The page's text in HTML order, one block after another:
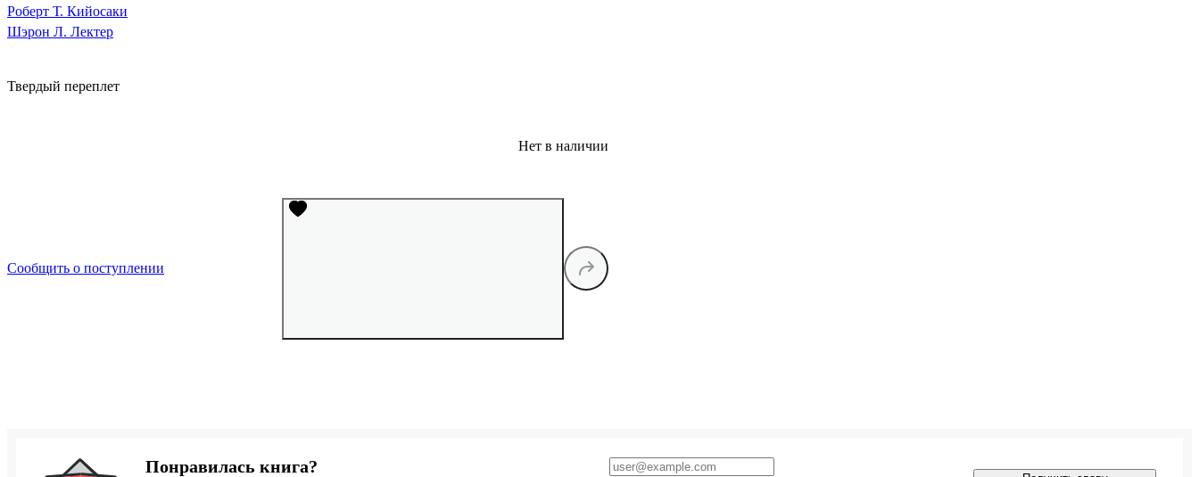
Роберт Т. Кийосаки
Шэрон Л. Лектер
Твердый переплет
Нет в наличии
Сообщить о поступлении
Понравилась книга?